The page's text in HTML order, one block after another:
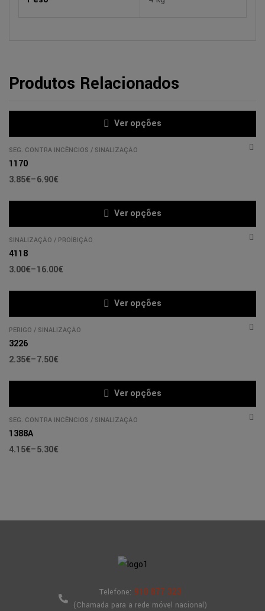
Produtos Relacionados
Ver opções
SEG. CONTRA INCÊNCIOS / SINALIZAÇÃO
1170
3.85€–6.90€
Ver opções
SINALIZAÇÃO / PROÍBIÇÃO
4118
3.00€–16.00€
Ver opções
PERIGO / SINALIZAÇÃO
3226
2.35€–7.50€
Ver opções
SEG. CONTRA INCÊNCIOS / SINALIZAÇÃO
1388A
4.15€–5.30€
Telefone: 910 877 323
(Chamada para a rede móvel nacional)